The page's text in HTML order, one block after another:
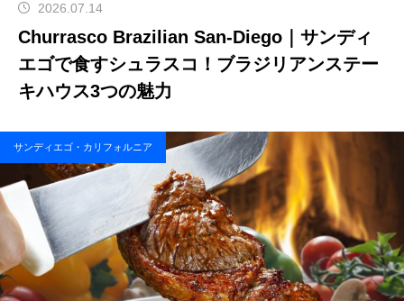
2026.07.14
Churrasco Brazilian San-Diego｜サンディ
エゴで食すシュラスコ！ブラジリアンステー
キハウス3つの魅力
サンディエゴ・カリフォルニア